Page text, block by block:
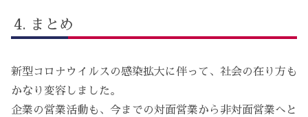
まとめ
新型コロナウイルスの感染拡大に伴って、社会の在り方も
かなり変容しました。
企業の営業活動も、今までの対面営業から非対面営業へと